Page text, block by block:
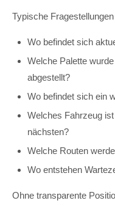
Typische
Wo befindet sich
Welche Palette
abgestellt?
Wo befindet sich ein
Welches Fahrzeug
nächsten?
Welche Routen
Wo entstehen
Ohne transparente